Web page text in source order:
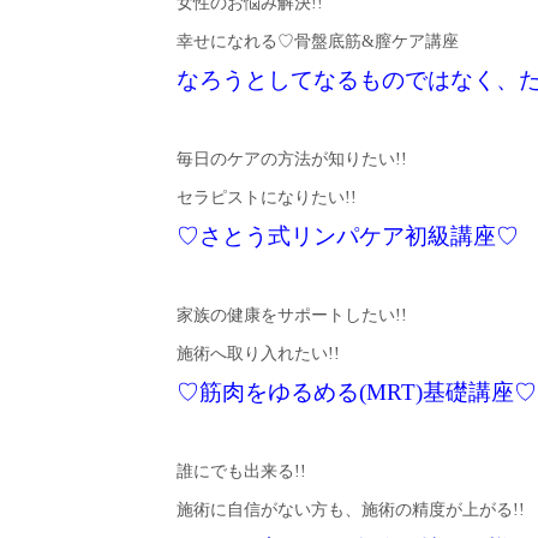
幸せになれる♡骨盤底筋&膣ケア講座
なろうとしてなるものではなく、
毎日のケアの方法が知りたい!!
セラピストになりたい!!
♡さとう式リンパケア初級講座♡
家族の健康をサポートしたい!!
施術へ取り入れたい!!
♡筋肉をゆるめる(MRT)基礎講座♡
誰にでも出来る!!
施術に自信がない方も、施術の精度が上がる!!